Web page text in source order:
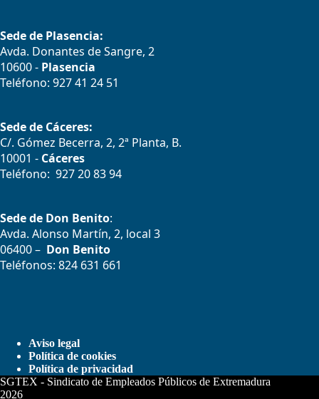
Sede de Plasencia:
Avda. Donantes de Sangre, 2
10600 - Plasencia
Teléfono: 927 41 24 51
Sede de Cáceres:
C/. Gómez Becerra, 2, 2ª Planta, B.
10001 - Cáceres
Teléfono: 927 20 83 94
Sede de Don Benito:
Avda. Alonso Martín, 2, local 3
06400 – Don Benito
Teléfonos: 824 631 661
Aviso legal
Política de cookies
Política de privacidad
SGTEX - Sindicato de Empleados Públicos de Extremadura
2026